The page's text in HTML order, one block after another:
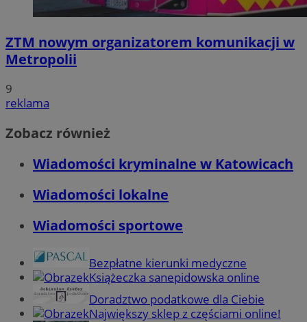
ZTM nowym organizatorem komunikacji w
Metropolii
9
reklama
Zobacz również
Wiadomości kryminalne w Katowicach
Wiadomości lokalne
Wiadomości sportowe
Bezpłatne kierunki medyczne
Książeczka sanepidowska online
Doradztwo podatkowe dla Ciebie
Największy sklep z częściami online!